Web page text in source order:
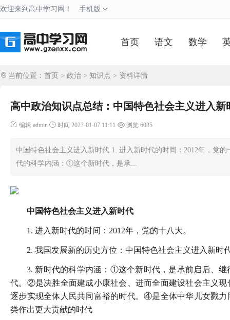
欢迎来到高中学习网！ 手机版
首页 语文 数学
当前位置： 首页 > 政治 > 知识点 > 资料详情
高中政治知识点总结：中国特色社会主义进入新
编辑 admin 时间 2023-01-07 11:11 浏览 6035
中国特色社会主义进入新时代 1. 进入新时代的时间：2012年，党
代的科学内涵：①这个新时代，是承...
中国特色社会主义进入新时代
1. 进入新时代的时间：2012年，党的十八大。
2. 我国发展新的历史方位：中国特色社会主义进入新时
3. 新时代的科学内涵：①这个新时代，是承前启后、
代。②是决胜全面建成小康社会、进而全面建设社会主义
逐步实现全体人民共同富裕的时代。④是全体中华儿女戮
类作出更大贡献的时代